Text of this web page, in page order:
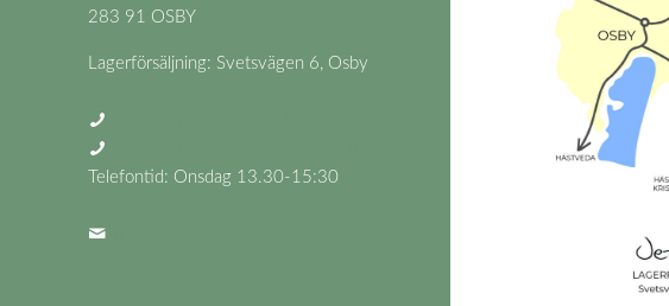
283 91 OSBY
Lagerförsäljning: Svetsvägen 6, Osby
Telefontid: Onsdag 13.30-15:30